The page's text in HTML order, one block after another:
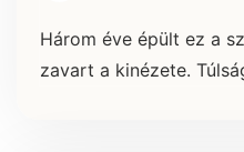
Három éve épült ez a
zavart a kinézete.